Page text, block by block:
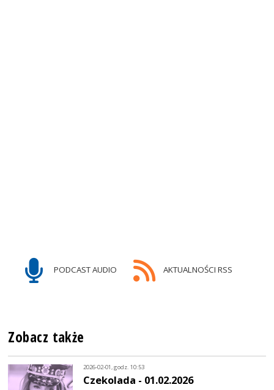
PODCAST AUDIO AKTUALNOŚCI RSS
Zobacz także
2026-02-01, godz. 10:53
Czekolada - 01.02.2026